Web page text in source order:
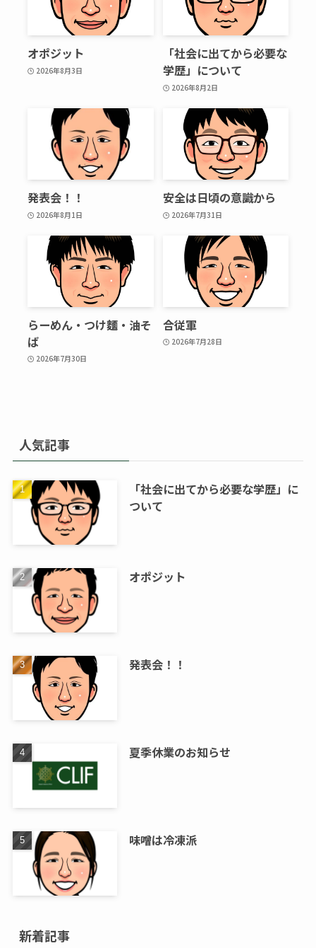
オポジット
2026年8月3日
「社会に出てから必要な
学歴」について
2026年8月2日
発表会！！
2026年8月1日
安全は日頃の意識から
2026年7月31日
らーめん・つけ麵・油そ
ば
2026年7月30日
合従軍
2026年7月28日
人気記事
「社会に出てから必要な学歴」に
ついて
オポジット
発表会！！
夏季休業のお知らせ
味噌は冷凍派
新着記事